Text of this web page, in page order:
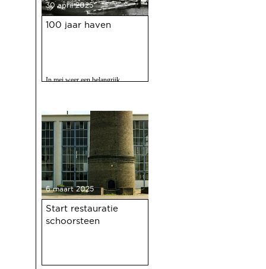
30 april 2025
100 jaar haven
In mei weer een belangrijk
haven 100 jaar bestaat.
6 maart 2025
Start restauratie
schoorsteen